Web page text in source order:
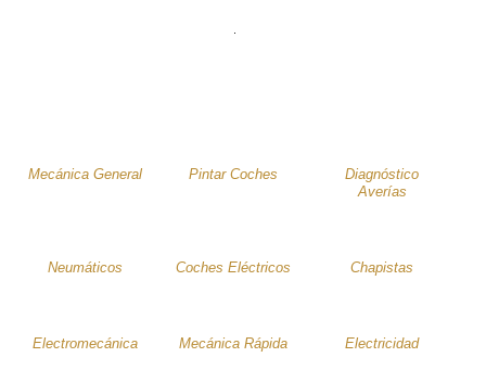
Mecánica General Pintar Coches
Diagnóstico
Averías
Neumáticos Coches Eléctricos Chapistas
Electromecánica Mecánica Rápida Electricidad